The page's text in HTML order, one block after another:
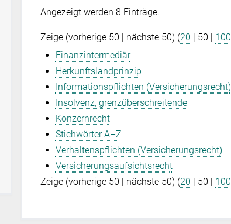
Angezeigt werden 8 Einträge.
Zeige (vorherige 50 | nächste 50) (20 | 50 | 100
Finanzintermediär
Herkunftslandprinzip
Informationspflichten (Versicherungsrecht)
Insolvenz, grenzüberschreitende
Konzernrecht
Stichwörter A–Z
Verhaltenspflichten (Versicherungsrecht)
Versicherungsaufsichtsrecht
Zeige (vorherige 50 nächste 50) (20 50 100